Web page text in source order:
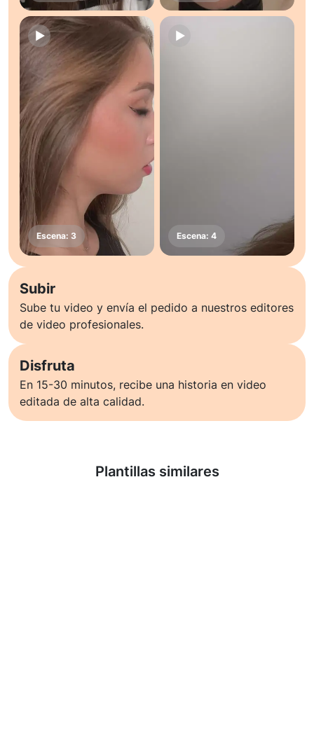
Subir
Sube tu video y envía el pedido a nuestros editores
de video profesionales.
Disfruta
En 15-30 minutos, recibe una historia en video
editada de alta calidad.
Plantillas similares
Saber más